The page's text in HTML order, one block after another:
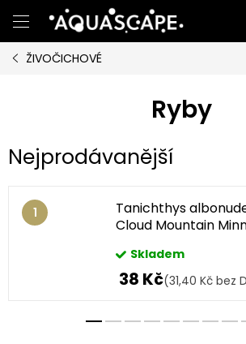
na
obsah
ŽIVOČICHOVÉ
Ryby
Nejprodávanější
Tanichthys
Cloud Mountain
Skladem
38 Kč(31,40 Kč bez